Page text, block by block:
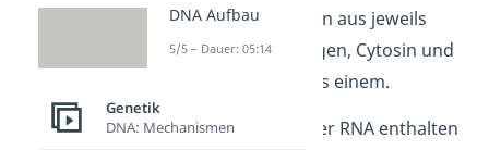
und Guanin bestehen aus jeweils
zwei Kohlenstoffringen, Cytosin und
Uracil nur aus jeweils einem.
Der Zucker, der in der RNA enthalten
DNA Aufbau
5/5 – Dauer: 05:14
Genetik
DNA: Mechanismen